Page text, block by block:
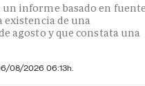
un informe basado en
existencia de una
agosto y que constata una
08/2026 06:13h.